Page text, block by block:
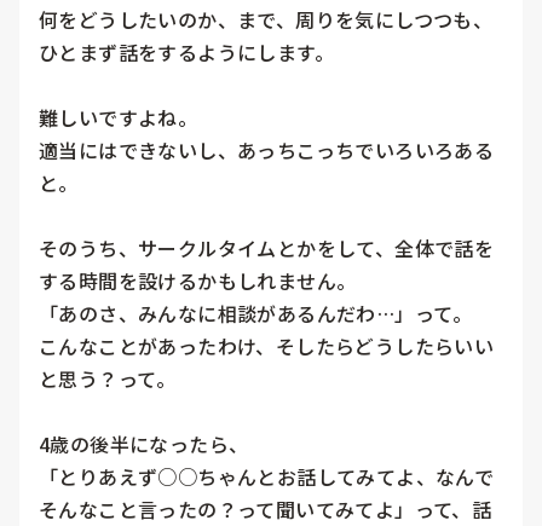
何をどうしたいのか、まで、周りを気にしつつも、
ひとまず話をするようにします。
難しいですよね。
適当にはできないし、あっちこっちでいろいろある
と。
そのうち、サークルタイムとかをして、全体で話を
する時間を設けるかもしれません。
「あのさ、みんなに相談があるんだわ…」って。
こんなことがあったわけ、そしたらどうしたらいい
と思う？って。
4歳の後半になったら、
「とりあえず○○ちゃんとお話してみてよ、なんで
そんなこと言ったの？って聞いてみてよ」って、話